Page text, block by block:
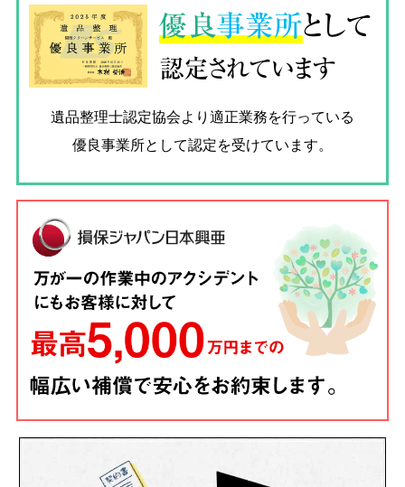
優良事業所として
認定されています
遺品整理士認定協会より適正業務を行っている
優良事業所として認定を受けています。